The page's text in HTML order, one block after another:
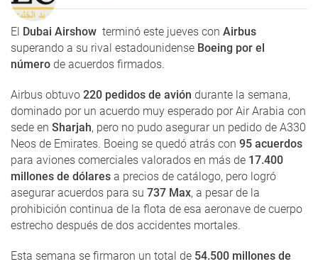
El Dubai Airshow terminó este jueves con Airbus
superando a su rival estadounidense Boeing por el
número de acuerdos firmados.
Airbus obtuvo 220 pedidos de avión durante la semana,
dominado por un acuerdo muy esperado por Air Arabia con
sede en Sharjah, pero no pudo asegurar un pedido de A330
Neos de Emirates. Boeing se quedó atrás con 95 acuerdos
para aviones comerciales valorados en más de 17.400
millones de dólares a precios de catálogo, pero logró
asegurar acuerdos para su 737 Max, a pesar de la
prohibición continua de la flota de esa aeronave de cuerpo
estrecho después de dos accidentes mortales.
Esta semana se firmaron un total de 54.500 millones de